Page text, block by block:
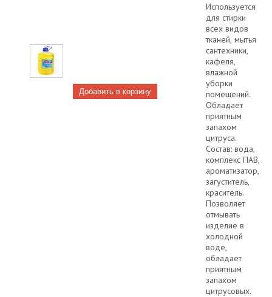
Используется
для стирки
всех видов
тканей, мытья
сантехники,
кафеля,
влажной
уборки
помещений.
Обладает
приятным
запахом
цитруса.
Состав: вода,
комплекс ПАВ,
ароматизатор,
загуститель,
краситель.
Позволяет
отмывать
изделие в
холодной
воде,
обладает
приятным
запахом
цитрусовых.